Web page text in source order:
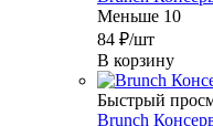
Меньше 10
84 ₽/шт
В корзину
Быстрый
Brunch